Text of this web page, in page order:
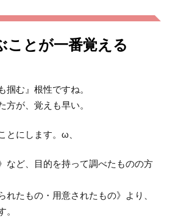
ことが一番覚える
掴む』根性ですね。
方が、覚えも早い。
とにします。ω、
など、目的を持って調べたものの方
れたもの・用意されたもの》より、